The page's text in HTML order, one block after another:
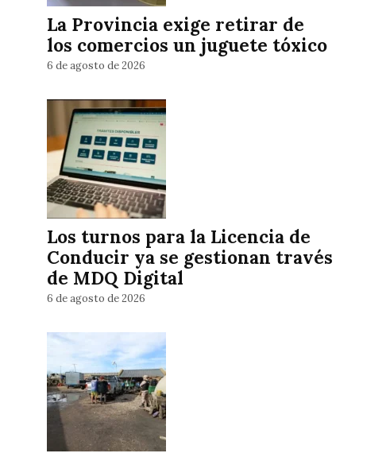
La Provincia exige retirar de
los comercios un juguete tóxico
6 de agosto de 2026
Los turnos para la Licencia de
Conducir ya se gestionan través
de MDQ Digital
6 de agosto de 2026